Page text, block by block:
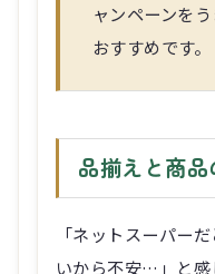
ャンペーンを
おすすめです。
品揃えと商品
「ネットスーパー
いから不安…」と感